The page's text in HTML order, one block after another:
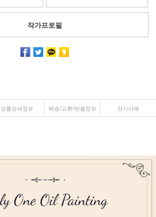
작가프로필
상품상세정보 배송/교환/반품정보 전시사례